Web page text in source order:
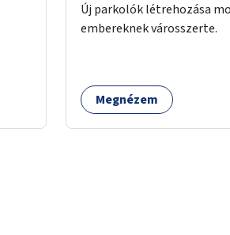
Új parkolók létrehozása
embereknek városszerte.
Megnézem